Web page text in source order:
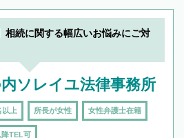
相続に関する幅広いお悩みにご対
ソレイユ法律事務所
以上 所長が女性 女性弁護士在籍
降TEL可